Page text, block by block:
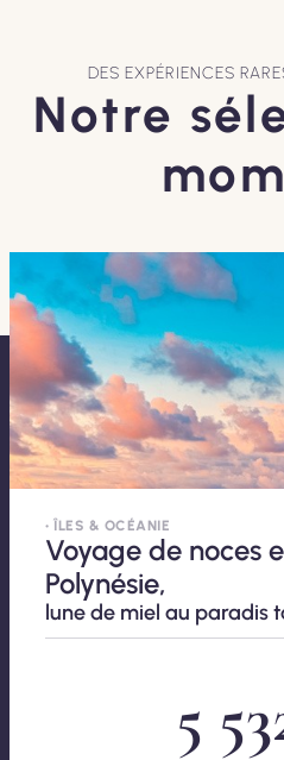
DES EXPÉRIENCES
Notre
• ÎLES & OCÉANIE
Voyage de noces
Polynésie,
lune de miel au paradis
5